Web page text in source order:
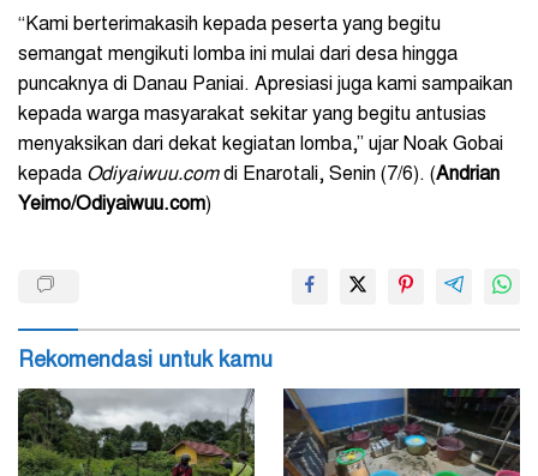
“Kami berterimakasih kepada peserta yang begitu
semangat mengikuti lomba ini mulai dari desa hingga
puncaknya di Danau Paniai. Apresiasi juga kami sampaikan
kepada warga masyarakat sekitar yang begitu antusias
menyaksikan dari dekat kegiatan lomba,” ujar Noak Gobai
kepada Odiyaiwuu.comdi Enarotali, Senin (7/6). (Andrian
Yeimo/Odiyaiwuu.com)
Rekomendasi untuk kamu